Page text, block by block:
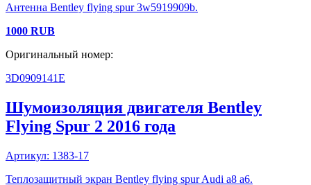
Антенна Bentley flying spur 3w5919909b.
1000 RUB
Оригинальный номер:
3D0909141E
Шумоизоляция двигателя Bentley
Flying Spur 2 2016 года
Артикул: 1383-17
Теплозащитный экран Bentley flying spur Audi a8 a6.